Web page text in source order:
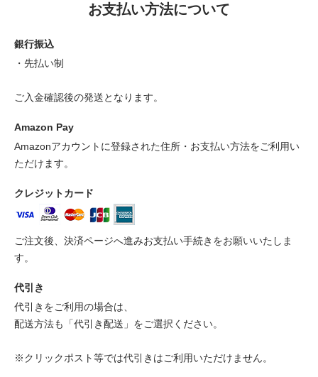
お支払い方法について
銀行振込
・先払い制
ご入金確認後の発送となります。
Amazon Pay
Amazonアカウントに登録された住所・お支払い方法をご利用い
ただけます。
クレジットカード
ご注文後、決済ページへ進みお支払い手続きをお願いいたしま
す。
代引き
代引きをご利用の場合は、
配送方法も「代引き配送」をご選択ください。
※クリックポスト等では代引きはご利用いただけません。